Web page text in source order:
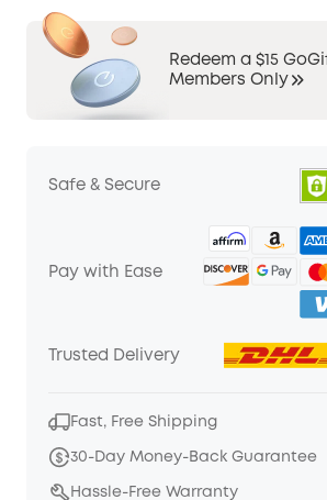
Redeem a $15
Members Only
Safe & Secure
Pay with Ease
Trusted Delivery
Fast, Free Shipping
30-Day Money-Back Guarantee
Hassle-Free Warranty